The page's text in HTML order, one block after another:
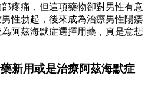
疼痛，但這項藥物卻對男性有意
性勃起，後來成為治療男性陽痿
阿茲海默症選擇用藥，真是意想
藥新用或是治療阿茲海默症